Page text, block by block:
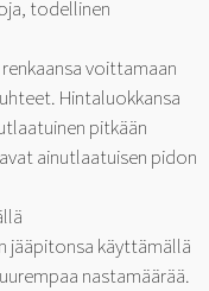
todellinen
voittamaan
Hintaluokkansa
pitkään
ainutlaatuisen pidon
jääpitonsa käyttämällä
nastamäärää.